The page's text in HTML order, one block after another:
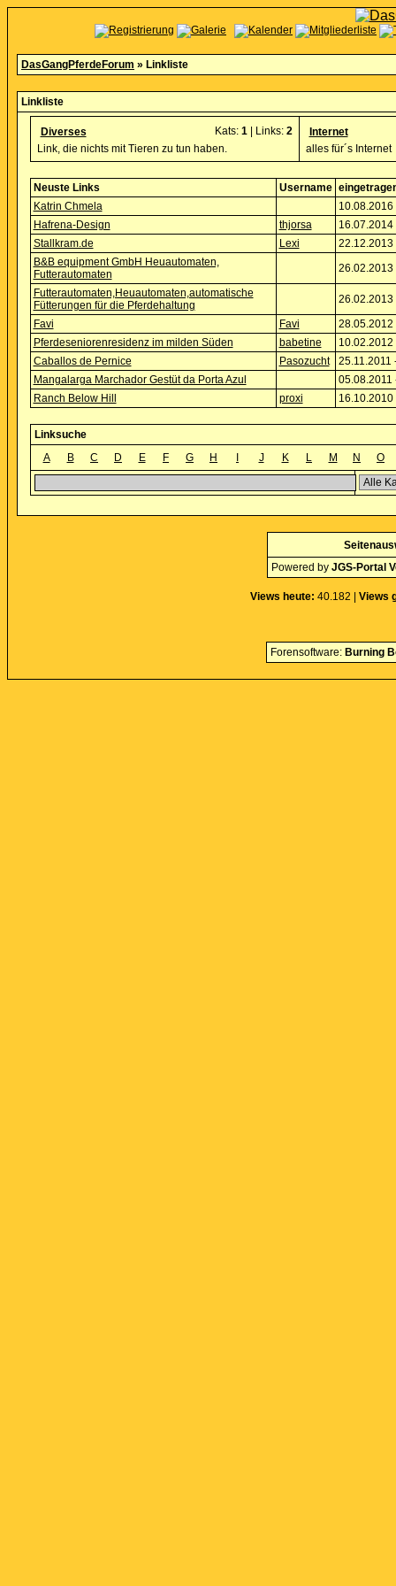
DasGangPferdeForum » Linkliste
Linkliste
Diverses Kats: 1| Links: 2
Link, die nichts mit Tieren zu tun haben.
Internet
alles für´s Internet
Neuste Links Username
Katrin Chmela
10.08.2016
Hafrena-Design
thjorsa
16.07.2014
Stallkram.de
Lexi
22.12.2013
B&B equipment GmbH Heuautomaten,
Futterautomaten
26.02.2013
Futterautomaten,Heuautomaten,automatische
Fütterungen für die Pferdehaltung
26.02.2013
Favi
Favi
28.05.2012
Pferdeseniorenresidenz im milden Süden
babetine
10.02.2012
Caballos de Pernice
Pasozucht
25.11.2011
Mangalarga Marchador Gestüt da Porta Azul
05.08.2011
Ranch Below Hill
proxi 16.10.2010
Linksuche
A
B C D E F G H J K L M N O
Powered by JGS-Portal
Views heute: 40.182 | Views
Forensoftware: Burning